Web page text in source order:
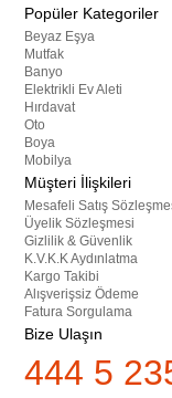
Popüler Kategoriler
Beyaz Eşya
Mutfak
Banyo
Elektrikli Ev Aleti
Hırdavat
Oto
Boya
Mobilya
Müşteri İlişkileri
Mesafeli Satış
Üyelik Sözleşmesi
Gizlilik & Güvenlik
K.V.K.K Aydınlatma
Kargo Takibi
Alışverişsiz Ödeme
Fatura Sorgulama
Bize Ulaşın
444 5